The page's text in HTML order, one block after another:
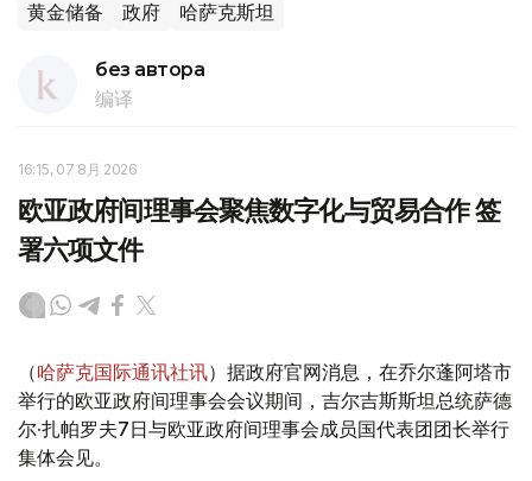
黄金储备 政府 哈萨克斯坦
без автора
编译
16:15, 07 8月 2026
欧亚政府间理事会聚焦数字化与贸易合作 签
署六项文件
（哈萨克国际通讯社讯）据政府官网消息，在乔尔蓬阿塔市
举行的欧亚政府间理事会会议期间，吉尔吉斯斯坦总统萨德
尔·扎帕罗夫7日与欧亚政府间理事会成员国代表团团长举行
集体会见。